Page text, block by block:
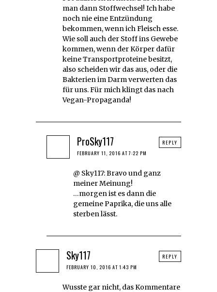
man dann Stoffwechsel! Ich habe
noch nie eine Entzündung
bekommen, wenn ich Fleisch esse.
Wie soll auch der Stoff ins Gewebe
kommen, wenn der Körper dafür
keine Transportproteine besitzt,
also scheiden wir das aus, oder die
Bakterien im Darm verwerten das
für uns. Für mich klingt das nach
Vegan-Propaganda!
ProSky117
FEBRUARY 11, 2016 AT 7:22 PM
@ Sky117: Bravo und ganz
meiner Meinung!
…morgen ist es dann die
gemeine Paprika, die uns alle
sterben lässt.
REPLY
Sky117
FEBRUARY 10, 2016 AT 1:43 PM
Wusste gar nicht, das Kommentare
REPLY